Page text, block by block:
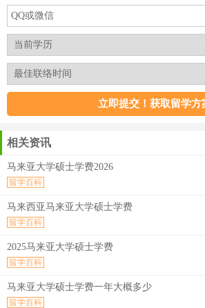
相关资讯
马来亚大学硕士学费2026
留学百科
马来西亚马来亚大学硕士学费
留学百科
2025马来亚大学硕士学费
留学百科
马来亚大学硕士学费一年大概多少
留学百科